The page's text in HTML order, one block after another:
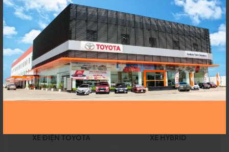
VELOZ CROSS
VIETMAP
VIETNAM MOTOR SHOW
VIETNAM MOTORSHOW
2022
VIOS 2023
VIOS MỚI
VOUCHER QUÀ TẶNG
WEBSITE CHÍNH THỨC
WEBSITE TAF
WEBSITE TOYOTA
XE ĐIỆN TOYOTA
XE HYBRID